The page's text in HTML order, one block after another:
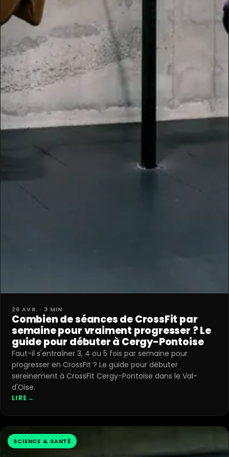
26 AVR. · 3 MIN
Combien de séances de CrossFit par
semaine pour vraiment progresser ? Le
guide pour débuter à Cergy-Pontoise
Faut-il s'entraîner 3, 4 ou 5 fois par semaine pour
progresser en CrossFit ? Le guide pour débuter
sereinement à CrossFit Cergy-Pontoise dans le Val-
d'Oise.
LIRE →
SCIENCE & SANTÉ